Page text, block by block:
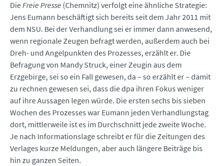
DieFreie Presse (Chemnitz) verfolgt eine ähnliche Strategie:
Jens Eumann beschäftigt sich bereits seit dem Jahr 2011 mit
dem NSU. Bei der Verhandlung sei er immer dann anwesend,
wenn regionale Zeugen befragt werden, außerdem auch bei
Dreh- und Angelpunkten des Prozesses, erzählt er. Die
Befragung von Mandy Struck, einer Zeugin aus dem
Erzgebirge, sei so ein Fall gewesen, da – so erzählt er – damit
zu rechnen gewesen sei, dass die dpa ihren Fokus weniger
auf ihre Aussagen legen würde. Die ersten sechs bis sieben
Wochen des Prozesses war Eumann jeden Verhandlungstag
dort, mittlerweile ist es im Durchschnitt jede zweite Woche.
Je nach Informationslage schreibt er für die Zeitungen des
Verlages kurze Meldungen, aber auch längere Beiträge bis
hin zu ganzen Seiten.